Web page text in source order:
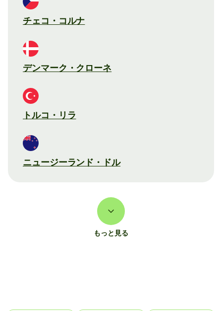
チェコ・コルナ
デンマーク・クローネ
トルコ・リラ
ニュージーランド・ドル
もっと見る